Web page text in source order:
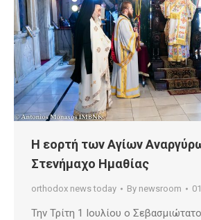
Η εορτή των Αγίων
Στενήμαχο Ημαθίας
orthodox news today By newsroom
Την Τρίτη 1 Ιουλίου ο